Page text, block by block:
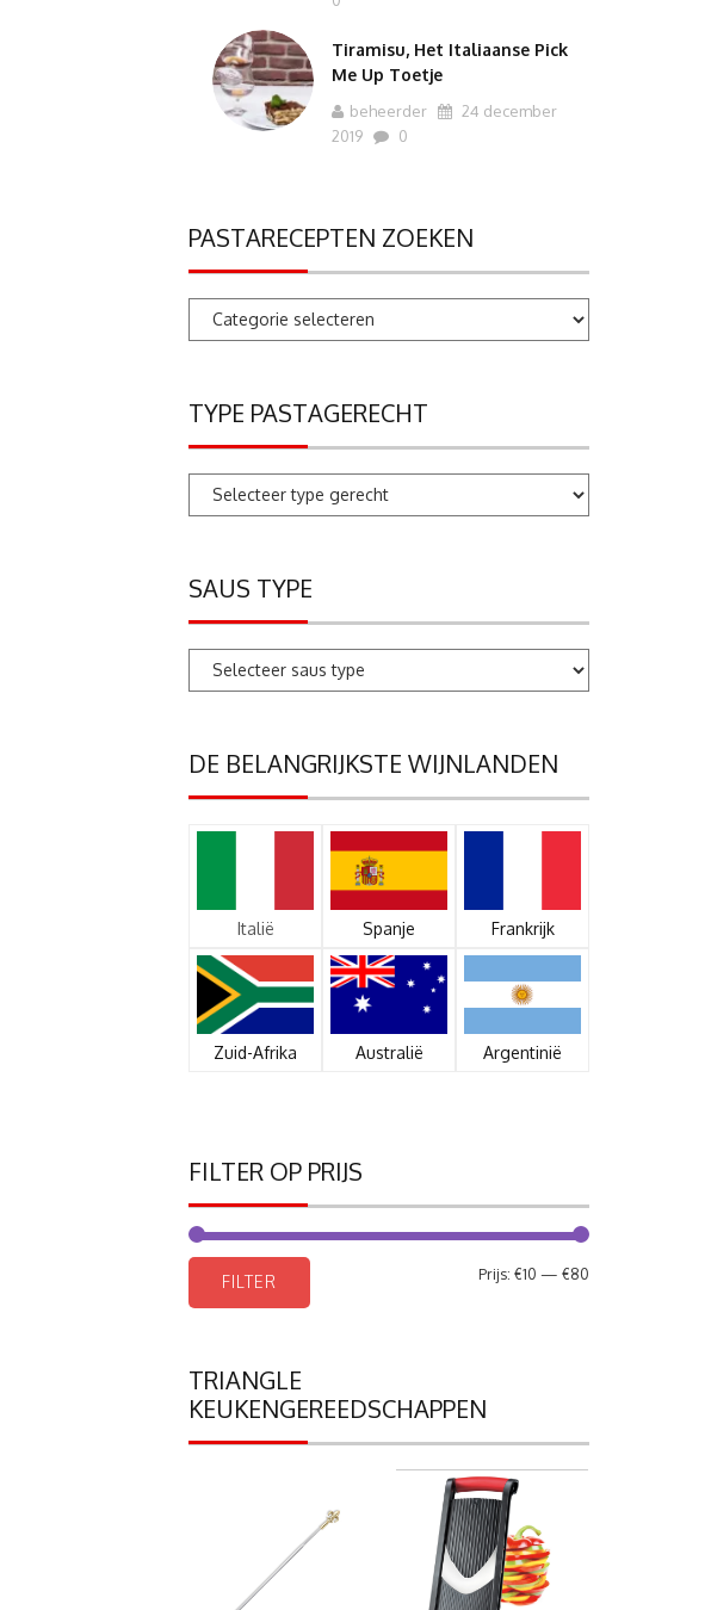
Tiramisu, Het Italiaanse Pick
Me Up Toetje
beheerder
24 december
2019
0
PASTARECEPTEN ZOEKEN
Pastarecepten
TYPE PASTAGERECHT
SAUS TYPE
DE BELANGRIJKSTE WIJNLANDEN
Italië Spanje Frankrijk
Zuid-Afrika Australië Argentinië
FILTER OP PRIJS
FILTER Prijs: €10 — €80
TRIANGLE
KEUKENGEREEDSCHAPPEN